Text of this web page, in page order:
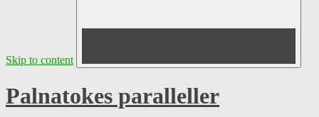
Skip to content
Palnatokes paralleller